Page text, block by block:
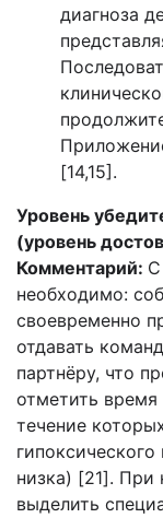
диагноза
[14,15].
Уровень
(уровень
Комментарий: С
необходимо:
своевременно
отдавать
партнёру, что
отметить
течение
низка) [21]. При
выделить